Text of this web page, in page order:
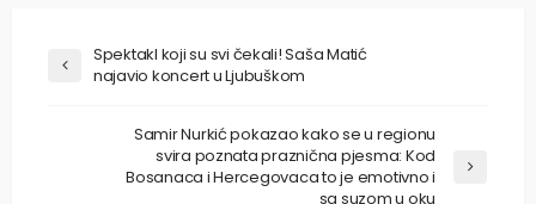
Spektakl koji su svi čekali! Saša Matić
najavio koncert u Ljubuškom
Samir Nurkić pokazao kako se u regionu
svira poznata praznična pjesma: Kod
Bosanaca i Hercegovaca to je emotivno i
sa suzom u oku